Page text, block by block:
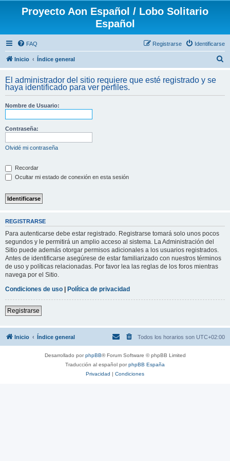
Proyecto Aon Español / Lobo Solitario
Español
FAQ Identificarse
Registrarse
Inicio Índice general
c
El administrador del sitio requiere que esté registrado y se
haya identificado para ver perfiles.
Nombre de Usuario:
Contraseña:
Olvidé mi contraseña
Recordar
Ocultar mi estado de conexión en esta sesión
REGISTRARSE
Para autenticarse debe estar registrado. Registrarse tomará solo unos pocos
segundos y le permitirá un amplio acceso al sistema. La Administración del
Sitio puede además otorgar permisos adicionales a los usuarios registrados.
Antes de identificarse asegúrese de estar familiarizado con nuestros términos
de uso y políticas relacionadas. Por favor lea las reglas de los foros mientras
navega por el Sitio.
Condiciones de uso | Política de privacidad
Registrarse
Inicio Índice general Todos los horarios son UTC+02:00
Desarrollado porphpBB® Forum Software © phpBB Limited
Traducción al español porphpBB España
Privacidad | Condiciones